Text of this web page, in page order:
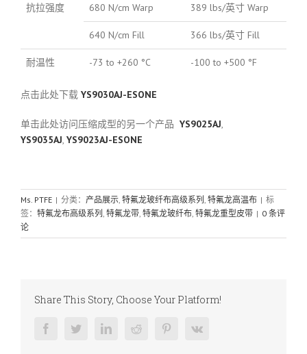
抗拉强度 680 N/cm Warp 389 lbs/英寸 Warp
640 N/cm Fill 366 lbs/英寸 Fill
耐温性 -73 to +260 °C -100 to +500 °F
点击此处下载 YS9030AJ-ESONE
单击此处访问压缩成型的另一个产品 YS9025AJ,
YS9035AJ, YS9023AJ-ESONE
Ms. PTFE | 分类： 产品展示, 特氟龙玻纤布高级系列 , 特氟龙高温布 | 标
签： 特氟龙布高级系列 , 特氟龙带, 特氟龙玻纤布, 特氟龙重型皮带 | 0 条评
论
Share This Story, Choose Your Platform!
FacebookTwitterLinkedInReddit PinterestVk